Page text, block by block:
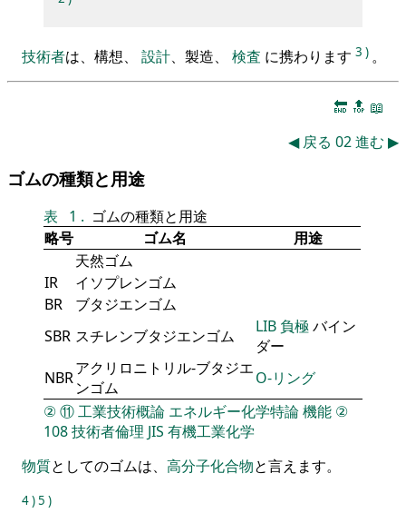
技術者は、構想、 設計、製造、 検査 に携わります 3 ) 。
🔚 🔝 📖
◀ 戻る 02進む ▶
ゴムの種類と用途
表 1 . ゴムの種類と用途
略号
ゴム名
用途
天然ゴム
IR
イソプレンゴム
BR
ブタジエンゴム
SBR スチレンブタジエンゴム LIB 負極バイン
ダー
NBRアクリロニトリル-ブタジエ
ンゴム
O-リング
②⑪工業技術概論 エネルギー化学特論機能 ②
108技術者倫理 JIS 有機工業化学
物質としてのゴムは、 高分子化合物と言えます。
4)5 )